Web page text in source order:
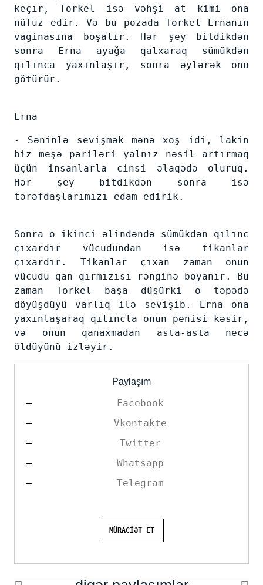
keçır, Torkel isə vəhşi at kimi ona
nüfuz edir. Və bu pozada Torkel Ernanın
vaginasına boşalır. Hər şey bitdikdən
sonra Erna ayağa qalxaraq sümükdən
qılınca yaxınlaşır, sonra əylərək onu
götürür.
Erna
- Səninlə sevişmək mənə xoş idi, lakin
biz meşə pəriləri yalnız nəsil artırmaq
üçün insanlarla cinsi əlaqədə oluruq.
Hər şey bitdikdən sonra isə
tərəfdaşlarımızı edam edirik.
Sonra o ikinci əlindəndə sümükdən qılınc
çıxardır vücudundan isə tikanlar
çıxardır. Tikanlar çıxan zaman onun
vücudu qan qırmızısı rənginə boyanır. Bu
zaman Torkel başa düşürki o təpədə
döyüşdüyü varlıq ilə sevişib. Erna ona
yaxınlaşaraq qılıncla onun penisi kəsir,
və onun qanaxmadan asta-asta necə
öldüyünü izləyir.
Paylaşım
Facebook
Vkontakte
Twitter
Whatsapp
Telegram
MÜRACİƏT ET